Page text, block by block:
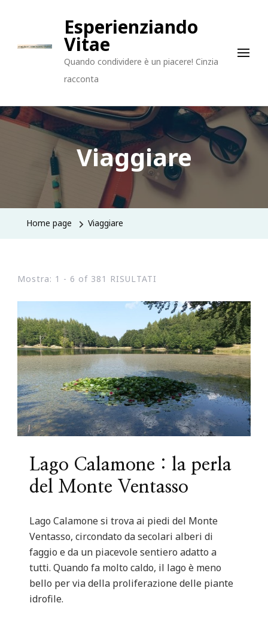
Esperienziando
Vitae
Quando condividere è un piacere! Cinzia
racconta
Viaggiare
Home page Viaggiare
Mostra: 1 - 6 of 381 RISULTATI
Lago Calamone : la perla
del Monte Ventasso
Lago Calamone si trova ai piedi del Monte
Ventasso, circondato da secolari alberi di
faggio e da un piacevole sentiero adatto a
tutti. Quando fa molto caldo, il lago è meno
bello per via della proliferazione delle piante
idrofile.